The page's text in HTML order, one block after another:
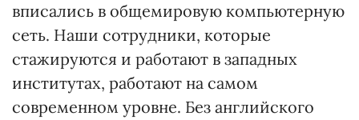
вписались в общемировую компьютерную
сеть. Наши сотрудники, которые
стажируются и работают в западных
институтах, работают на самом
современном уровне. Без английского